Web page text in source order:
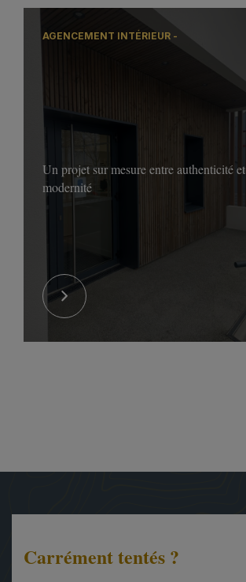
AGENCEMENT INTÉRIEUR -
Un projet sur mesure entre authenticité et
modernité
Carrément tentés ?